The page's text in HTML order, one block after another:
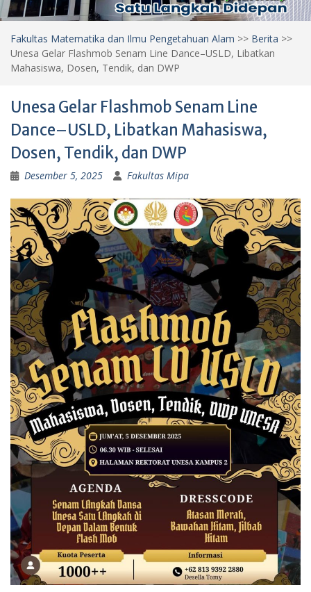
Fakultas Matematika dan Ilmu Pengetahuan Alam >> Berita >>
Unesa Gelar Flashmob Senam Line Dance–USLD, Libatkan
Mahasiswa, Dosen, Tendik, dan DWP
Unesa Gelar Flashmob Senam Line
Dance–USLD, Libatkan Mahasiswa,
Dosen, Tendik, dan DWP
Desember 5, 2025 Fakultas Mipa